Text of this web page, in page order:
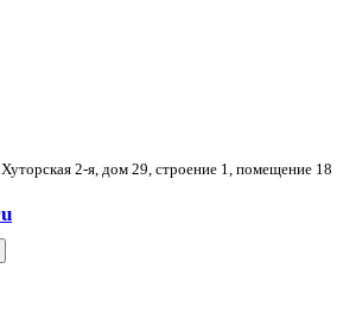
2-я, дом 29, строение 1, помещение 18